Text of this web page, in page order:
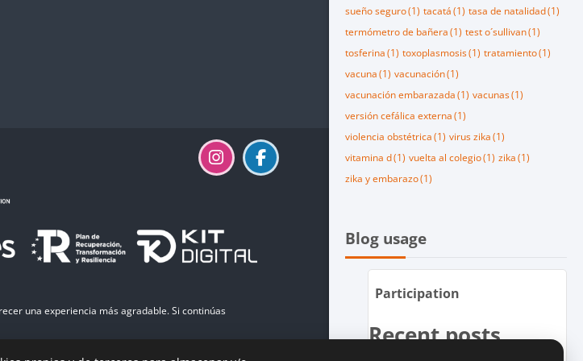
sueño seguro(1) tacatá(1) tasa de natalidad(1)
termómetro de bañera(1) test o´sullivan(1)
tosferina(1) toxoplasmosis(1) tratamiento(1)
vacuna(1) vacunación(1)
vacunación embarazada(1) vacunas(1)
versión cefálica externa(1)
violencia obstétrica(1) virus zika(1)
vitamina d(1) vuelta al colegio(1) zika(1)
zika y embarazo(1)
Blog usage
Participation
Recent posts
una experiencia más agradable. Si continúas